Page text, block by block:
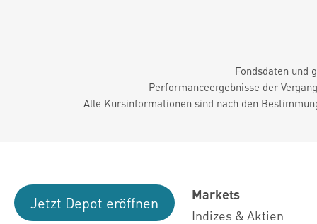
Fondsdaten und
Performanceergebnisse der
Alle Kursinformationen sind nach den
Jetzt Depot eröffnen
Markets
Indizes & Aktien